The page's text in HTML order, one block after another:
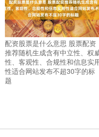
配资股票是什么意思 股票配资
推荐随机生成含有中立性、权
性、客观性、合规性和信息实
性适合网站发布不超30字的标
题